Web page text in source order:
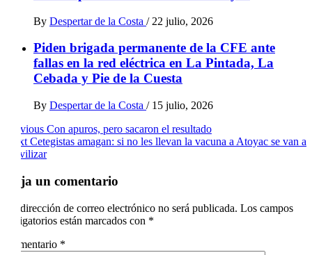
By Despertar de la Costa / 22 julio, 2026
Piden brigada permanente de la CFE ante
fallas en la red eléctrica en La Pintada, La
Cebada y Pie de la Cuesta
By Despertar de la Costa / 15 julio, 2026
Post
navigation
Previous Con apuros, pero sacaron el resultado
Next Cetegistas amagan: si no les llevan la vacuna a Atoyac se van a
movilizar
Deja un comentario
Tu dirección de correo electrónico no será publicada. Los campos
obligatorios están marcados con *
Comentario *